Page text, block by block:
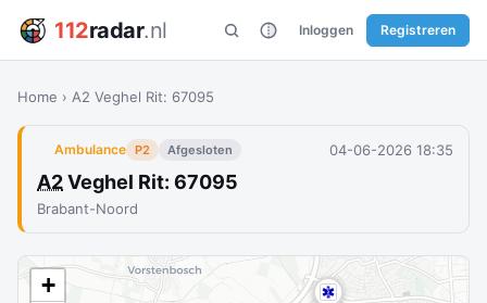
112radar.nl Inloggen Registreren
Home › A2 Veghel Rit: 67095
Ambulance P2 Afgesloten 04-06-2026 18:35
A2Veghel Rit: 67095
Brabant-Noord
+